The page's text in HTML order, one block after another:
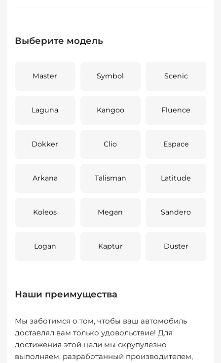
Выберите модель
Master Symbol Scenic
Laguna Kangoo Fluence
Dokker Clio Espace
Arkana Talisman Latitude
Koleos Megan Sandero
Logan Kaptur Duster
Наши преимущества
Мы заботимся о том, чтобы ваш автомобиль
доставлял вам только удовольствие! Для
достижения этой цели мы скрупулезно
выполняем, разработанный производителем,